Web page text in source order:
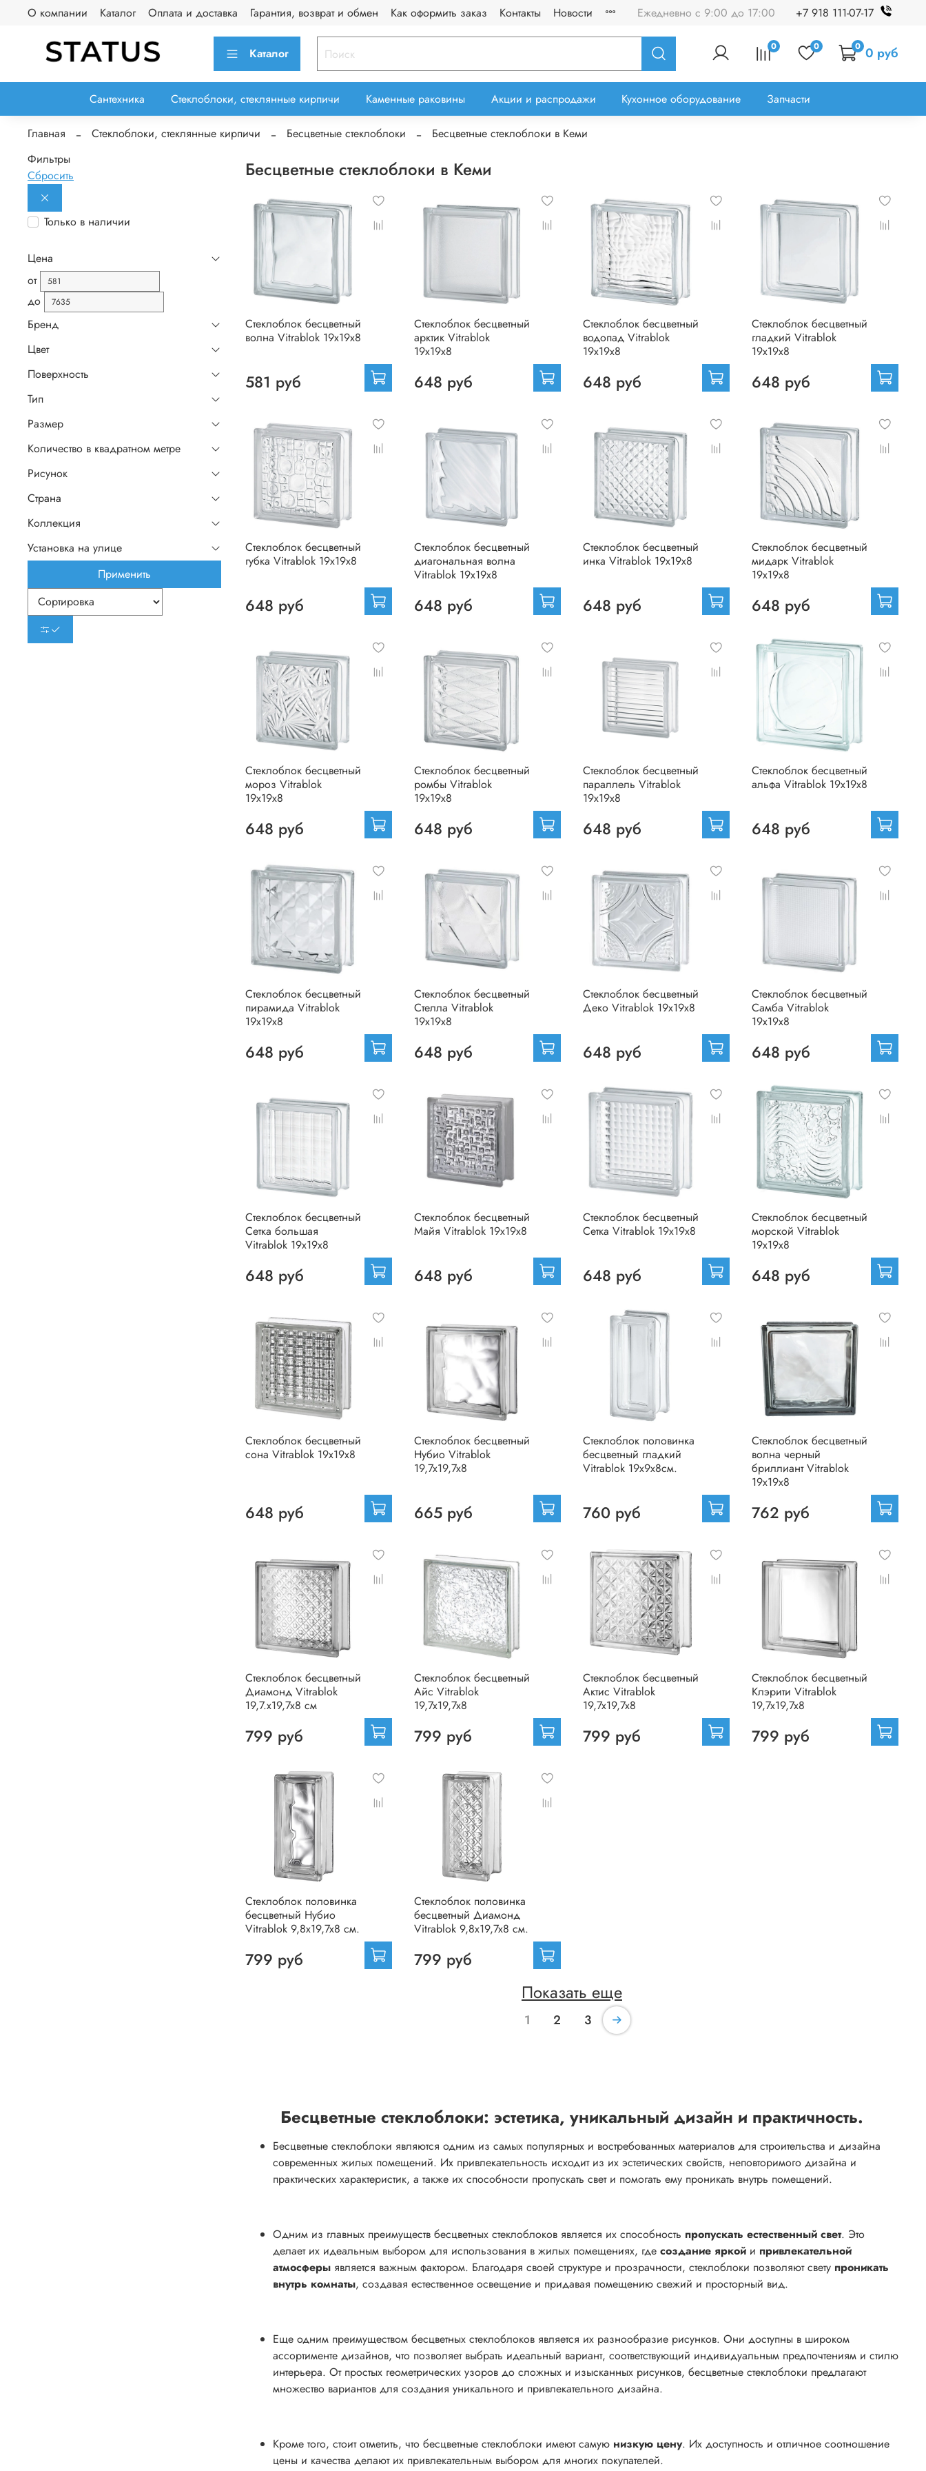
О компании Каталог Оплата и доставка Гарантия, возврат и обмен Как оформить заказ Контакты Новости Ежедневно с 9:00 до 17:00 +7 918 111-07-17
Каталог 0 0 0 0 руб
Сантехника Стеклоблоки, стеклянные кирпичи Каменные раковины Акции и распродажи Кухонное оборудование Запчасти
Главная Стеклоблоки, стеклянные кирпичи Бесцветные стеклоблоки Бесцветные стеклоблоки в Кеми
Бесцветные стеклоблоки в Кеми
Стеклоблок бесцветный
волна Vitrablok 19х19х8
581 руб
Стеклоблок бесцветный
арктик Vitrablok
19х19х8
648 руб
Стеклоблок бесцветный
водопад Vitrablok
19х19х8
648 руб
Стеклоблок бесцветный
гладкий Vitrablok
19х19х8
648 руб
Стеклоблок бесцветный
губка Vitrablok 19х19х8
648 руб
Стеклоблок бесцветный
диагональная волна
Vitrablok 19х19х8
648 руб
Стеклоблок бесцветный
инка Vitrablok 19х19х8
648 руб
Стеклоблок бесцветный
мидарк Vitrablok
19х19х8
648 руб
Стеклоблок бесцветный
мороз Vitrablok
19х19х8
648 руб
Стеклоблок бесцветный
ромбы Vitrablok
19х19х8
648 руб
Стеклоблок бесцветный
параллель Vitrablok
19х19х8
648 руб
Стеклоблок бесцветный
альфа Vitrablok 19х19х8
648 руб
Стеклоблок бесцветный
пирамида Vitrablok
19х19х8
648 руб
Стеклоблок бесцветный
Стелла Vitrablok
19х19х8
648 руб
Стеклоблок бесцветный
Деко Vitrablok 19х19х8
648 руб
Стеклоблок бесцветный
Самба Vitrablok
19х19х8
648 руб
Стеклоблок бесцветный
Сетка большая
Vitrablok 19х19х8
648 руб
Стеклоблок бесцветный
Майя Vitrablok 19х19х8
648 руб
Стеклоблок бесцветный
Сетка Vitrablok 19х19х8
648 руб
Стеклоблок бесцветный
морской Vitrablok
19х19х8
648 руб
Стеклоблок бесцветный
сона Vitrablok 19х19х8
648 руб
Стеклоблок бесцветный
Нубио Vitrablok
19,7x19,7x8
665 руб
Стеклоблок половинка
бесцветный гладкий
Vitrablok 19х9х8см.
760 руб
Стеклоблок бесцветный
волна черный
бриллиант Vitrablok
19х19х8
762 руб
Стеклоблок бесцветный
Диамонд Vitrablok
19,7.x19,7x8 см
799 руб
Стеклоблок бесцветный
Айс Vitrablok
19,7x19,7x8
799 руб
Стеклоблок бесцветный
Актис Vitrablok
19,7x19,7x8
799 руб
Стеклоблок бесцветный
Клэрити Vitrablok
19,7x19,7x8
799 руб
Стеклоблок половинка
бесцветный Нубио
Vitrablok 9,8x19,7x8 см.
799 руб
Стеклоблок половинка
бесцветный Диамонд
Vitrablok 9,8x19,7x8 см.
799 руб
Показать еще
1 2 3
Бесцветные стеклоблоки: эстетика, уникальный дизайн и практичность.
Бесцветные стеклоблоки являются одним из самых популярных и востребованных материалов для строительства и дизайна
современных жилых помещений. Их привлекательность исходит из их эстетических свойств, неповторимого дизайна и
практических характеристик, а также их способности пропускать свет и помогать ему проникать внутрь помещений.
Одним из главных преимуществ бесцветных стеклоблоков является их способность пропускать естественный свет. Это
делает их идеальным выбором для использования в жилых помещениях, где создание яркойи привлекательной
атмосферыявляется важным фактором. Благодаря своей структуре и прозрачности, стеклоблоки позволяют свету проникать
внутрь комнаты, создавая естественное освещение и придавая помещению свежий и просторный вид.
Еще одним преимуществом бесцветных стеклоблоков является их разнообразие рисунков. Они доступны в широком
ассортименте дизайнов, что позволяет выбрать идеальный вариант, соответствующий индивидуальным предпочтениям и стилю
интерьера. От простых геометрических узоров до сложных и изысканных рисунков, бесцветные стеклоблоки предлагают
множество вариантов для создания уникального и привлекательного дизайна.
Кроме того, стоит отметить, что бесцветные стеклоблоки имеют самую низкую цену. Их доступность и отличное соотношение
цены и качества делают их привлекательным выбором для многих покупателей.
Фильтры
Сбросить
Только в наличии
Цена
от
до
Бренд
Цвет
Поверхность
Тип
Размер
Количество в квадратном метре
Рисунок
Страна
Коллекция
Установка на улице
Применить